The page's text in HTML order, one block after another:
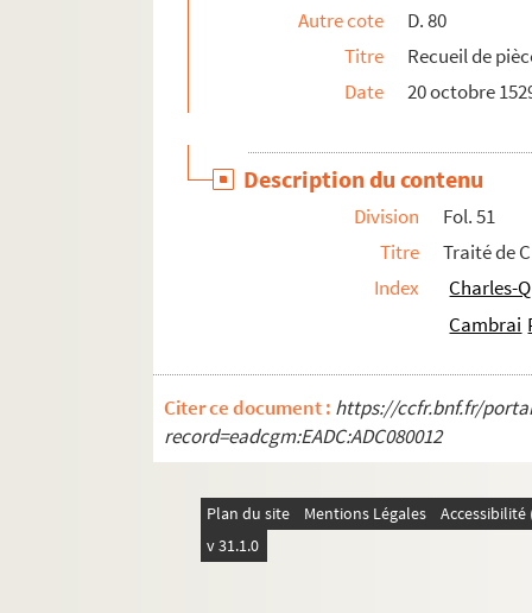
Autre cote
D. 80
Titre
Recueil de
Date
20 octobre
Description du contenu
Division
Fol. 51
Titre
Traité de
Index
Charles-
Cambrai
Citer ce document : https://ccfr.bnf.fr/
record=eadcgm:EADC:ADC080012
Plan du site Mentions Légales
v 31.1.0